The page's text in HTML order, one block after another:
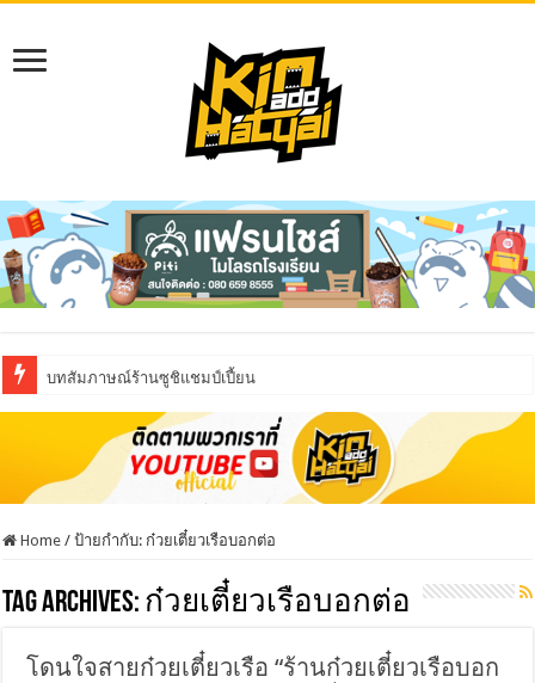
บทสัมภาษณ์ร้านซูชิแชมป์เปี้ยน
Home / ป้ายกำกับ: ก๋วยเตี๋ยวเรือบอกต่อ
Tag Archives: ก๋วยเตี๋ยวเรือบอกต่อ
โดนใจสายก๋วยเตี๋ยวเรือ “ร้านก๋วยเตี๋ยวเรือบอก